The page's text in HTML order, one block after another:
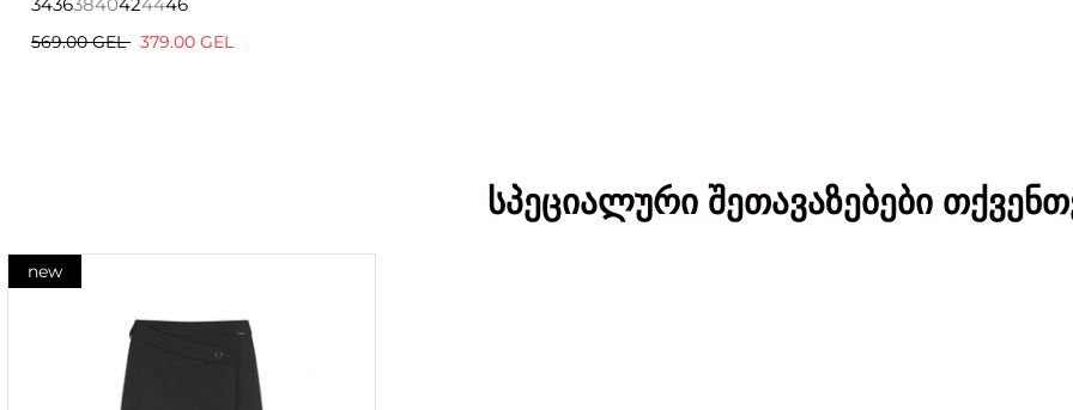
569.00 GEL 379.00 GEL
სპეციალური შეთავაზებები
new